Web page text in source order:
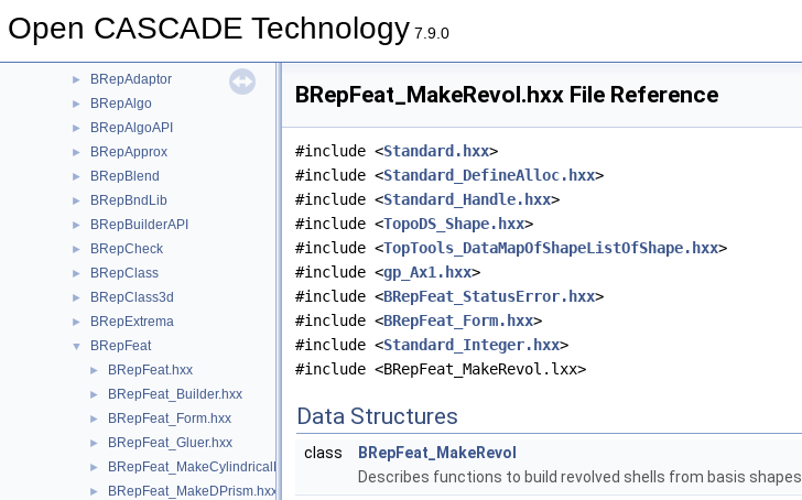
Open CASCADE Technology 7.9.0
► BOPTools
► BRepAdaptor
► BRepAlgo
► BRepAlgoAPI
► BRepApprox
► BRepBlend
► BRepBndLib
► BRepBuilderAPI
► BRepCheck
► BRepClass
► BRepClass3d
► BRepExtrema
▼ BRepFeat
► BRepFeat.hxx
► BRepFeat_Builder.hxx
► BRepFeat_Form.hxx
► BRepFeat_Gluer.hxx
► BRepFeat_MakeCylindricalHole.hxx
► BRepFeat_MakeDPrism.hxx
BRepFeat_MakeRevol.hxx File Reference
#include <Standard.hxx>
#include <Standard_DefineAlloc.hxx>
#include <Standard_Handle.hxx>
#include <TopoDS_Shape.hxx>
#include <TopTools_DataMapOfShapeListOfShape.hxx>
#include <gp_Ax1.hxx>
#include <BRepFeat_StatusError.hxx>
#include <BRepFeat_Form.hxx>
#include <Standard_Integer.hxx>
#include <BRepFeat_MakeRevol.lxx>
Data Structures
class
BRepFeat_MakeRevol
Describes functions to build revolved shells from basis shapes.